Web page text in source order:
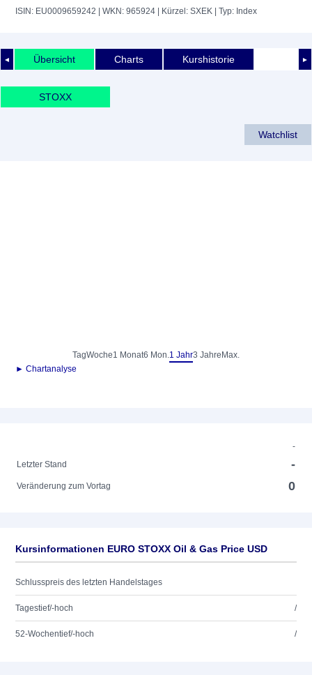
ISIN: EU0009659242 | WKN: 965924 | Kürzel: SXEK | Typ: Index
◄ ►
Übersicht Charts Kurshistorie
STOXX
Watchlist
TagWoche1 Monat6 Mon.1 Jahr3 Jahre Max.
► Chartanalyse
-
Letzter Stand
-
Veränderung zum Vortag 0
Kursinformationen EURO STOXX Oil & Gas Price USD
Schlusspreis des letzten Handelstages
Tagestief/-hoch /
52-Wochentief/-hoch /